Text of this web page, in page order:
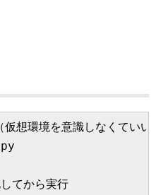
環境を意識しなくていい
てから実行